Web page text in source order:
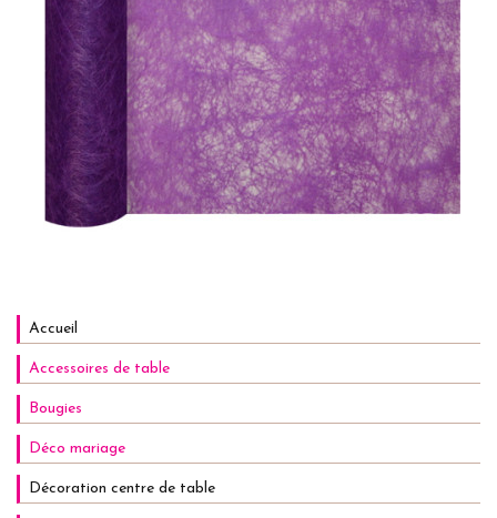
Accueil
Accessoires de table
Bougies
Déco mariage
Décoration centre de table